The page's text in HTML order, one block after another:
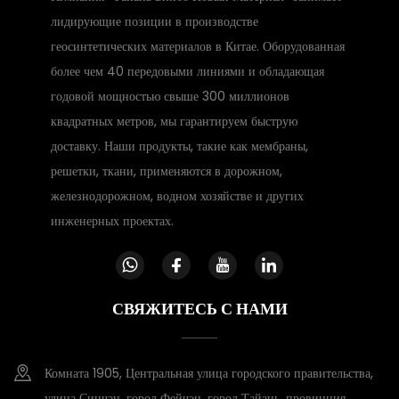
лидирующие позиции в производстве
геосинтетических материалов в Китае. Оборудованная
более чем 40 передовыми линиями и обладающая
годовой мощностью свыше 300 миллионов
квадратных метров, мы гарантируем быструю
доставку. Наши продукты, такие как мембраны,
решетки, ткани, применяются в дорожном,
железнодорожном, водном хозяйстве и других
инженерных проектах.
СВЯЖИТЕСЬ С НАМИ
Комната 1905, Центральная улица городского правительства,